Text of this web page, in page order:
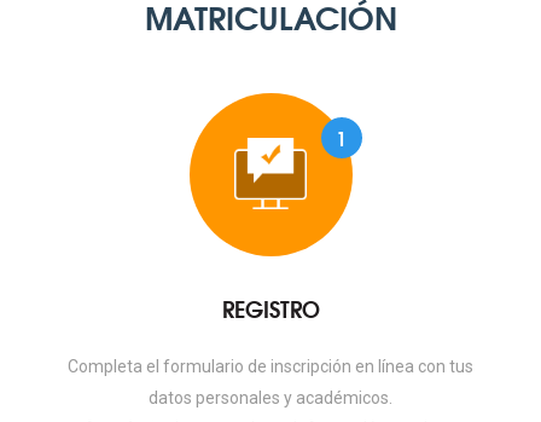
MATRICULACIÓN
1
REGISTRO
Completa el formulario de inscripción en línea con tus
datos personales y académicos.